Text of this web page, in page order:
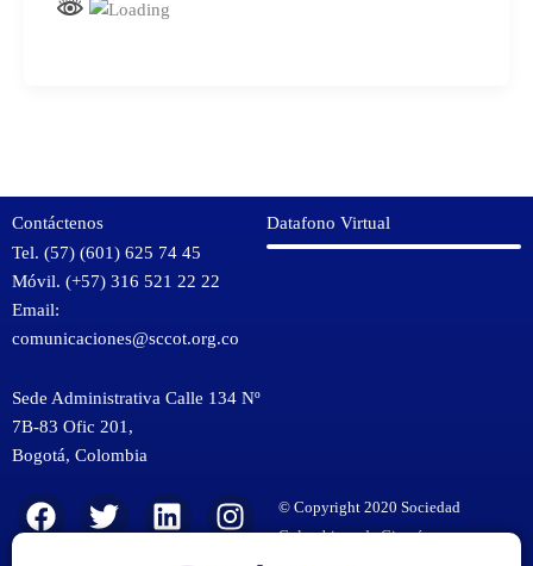
Contáctenos
Tel. (57) (601) 625 74 45
Móvil. (+57) 316 521 22 22
Email:
comunicaciones@sccot.org.co
Sede Administrativa Calle 134 Nº
7B-83 Ofic 201,
Bogotá, Colombia
Download
KMSPico
Datafono Virtual
F
a
T
w
L
i
I
n
Y
o
© Copyright 2020 Sociedad
Colombiana de Cirugía